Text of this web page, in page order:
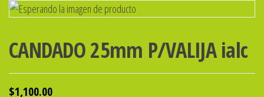
CANDADO 25mm P/VALIJA ialc
$1,100.00